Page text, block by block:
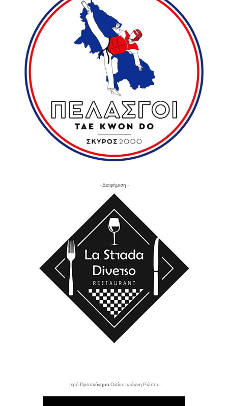
- Διαφήμιση -
- Ιερό Προσκύνημα Οσίου Ιωάννη Ρώσου -